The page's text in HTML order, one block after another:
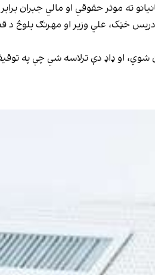
ته موثر حقوقي او مالي جبران
خټک، علي وزیر او مهرنګ بلوڅ د
او ډاډ دې ترلاسه شي چې په توقیف